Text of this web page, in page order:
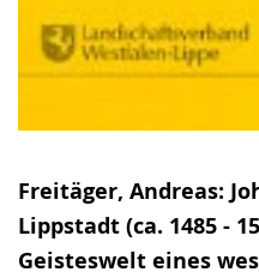
Freitäger, Andreas:
Lippstadt (ca. 1485 -
Geisteswelt eines